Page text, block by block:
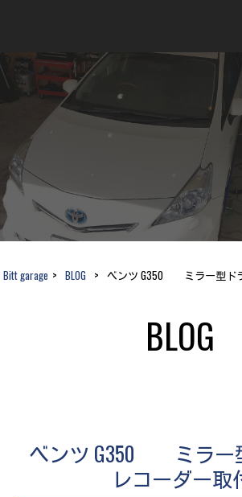
Bitt garage > BLOG > ベンツ G350 ミラー型ド
BLOG
ベンツ G350 ミラー
レコーダー取